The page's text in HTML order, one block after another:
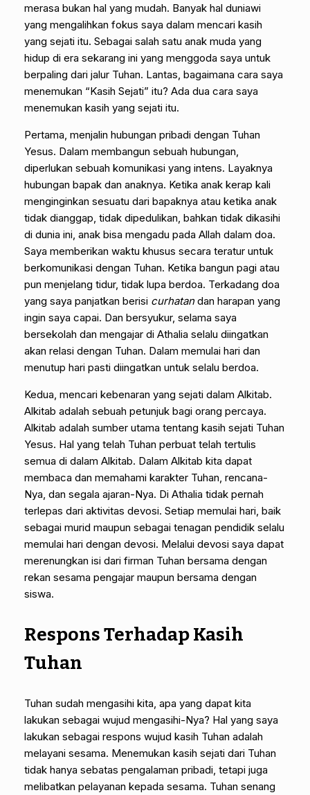
merasa bukan hal yang mudah. Banyak hal duniawi
yang mengalihkan fokus saya dalam mencari kasih
yang sejati itu. Sebagai salah satu anak muda yang
hidup di era sekarang ini yang menggoda saya untuk
berpaling dari jalur Tuhan. Lantas, bagaimana cara saya
menemukan “Kasih Sejati” itu? Ada dua cara saya
menemukan kasih yang sejati itu.
Pertama, menjalin hubungan pribadi dengan Tuhan
Yesus. Dalam membangun sebuah hubungan,
diperlukan sebuah komunikasi yang intens. Layaknya
hubungan bapak dan anaknya. Ketika anak kerap kali
menginginkan sesuatu dari bapaknya atau ketika anak
tidak dianggap, tidak dipedulikan, bahkan tidak dikasihi
di dunia ini, anak bisa mengadu pada Allah dalam doa.
Saya memberikan waktu khusus secara teratur untuk
berkomunikasi dengan Tuhan. Ketika bangun pagi atau
pun menjelang tidur, tidak lupa berdoa. Terkadang doa
yang saya panjatkan berisi curhatandan harapan yang
ingin saya capai. Dan bersyukur, selama saya
bersekolah dan mengajar di Athalia selalu diingatkan
akan relasi dengan Tuhan. Dalam memulai hari dan
menutup hari pasti diingatkan untuk selalu berdoa.
Kedua, mencari kebenaran yang sejati dalam Alkitab.
Alkitab adalah sebuah petunjuk bagi orang percaya.
Alkitab adalah sumber utama tentang kasih sejati Tuhan
Yesus. Hal yang telah Tuhan perbuat telah tertulis
semua di dalam Alkitab. Dalam Alkitab kita dapat
membaca dan memahami karakter Tuhan, rencana-
Nya, dan segala ajaran-Nya. Di Athalia tidak pernah
terlepas dari aktivitas devosi. Setiap memulai hari, baik
sebagai murid maupun sebagai tenagan pendidik selalu
memulai hari dengan devosi. Melalui devosi saya dapat
merenungkan isi dari firman Tuhan bersama dengan
rekan sesama pengajar maupun bersama dengan
siswa.
Respons Terhadap Kasih
Tuhan
Tuhan sudah mengasihi kita, apa yang dapat kita
lakukan sebagai wujud mengasihi-Nya? Hal yang saya
lakukan sebagai respons wujud kasih Tuhan adalah
melayani sesama. Menemukan kasih sejati dari Tuhan
tidak hanya sebatas pengalaman pribadi, tetapi juga
melibatkan pelayanan kepada sesama. Tuhan senang